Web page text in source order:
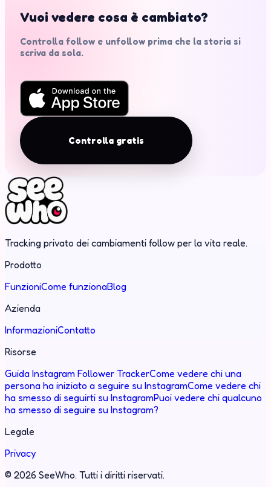
Vuoi vedere cosa è cambiato?
Controlla follow e unfollow prima che la storia si
scriva da sola.
Controlla gratis
Tracking privato dei cambiamenti follow per la vita reale.
Prodotto
FunzioniCome funzionaBlog
Azienda
InformazioniContatto
Risorse
Guida Instagram Follower TrackerCome vedere chi una
persona ha iniziato a seguire su InstagramCome vedere chi
ha smesso di seguirti su InstagramPuoi vedere chi qualcuno
ha smesso di seguire su Instagram?
Legale
Privacy
© 2026 SeeWho. Tutti i diritti riservati.